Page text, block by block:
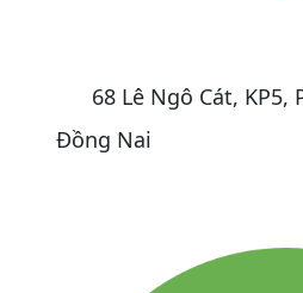
68 Lê Ngô Cát, KP5,
Đồng Nai